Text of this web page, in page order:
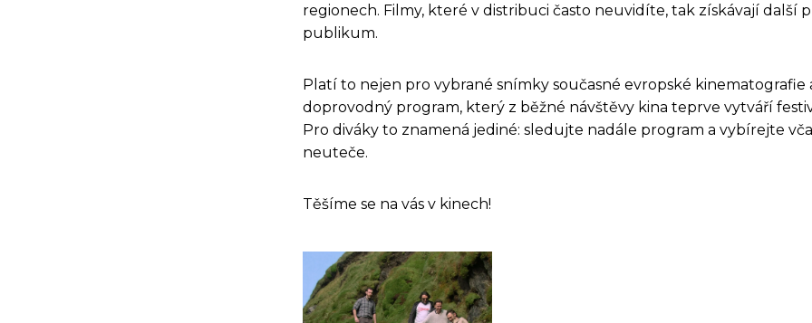
regionech. Filmy, které v distribuci často neuvidíte, tak získávají další
publikum.
Platí to nejen pro vybrané snímky současné evropské kinematografie
doprovodný program, který z běžné návštěvy kina teprve vytváří
Pro diváky to znamená jediné: sledujte nadále program a vybírejte
neuteče.
Těšíme se na vás v kinech!